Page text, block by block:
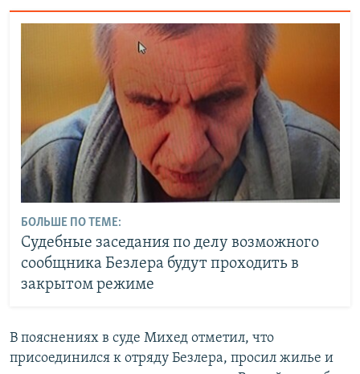
БОЛЬШЕ ПО ТЕМЕ:
Судебные заседания по делу возможного
сообщника Безлера будут проходить в
закрытом режиме
В пояснениях в суде Михед отметил, что
присоединился к отряду Безлера, просил жилье и